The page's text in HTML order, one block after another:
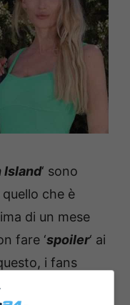
Island‘ sono
che è
di un mese
fare ‘spoiler‘ ai
i fans
strano che i due